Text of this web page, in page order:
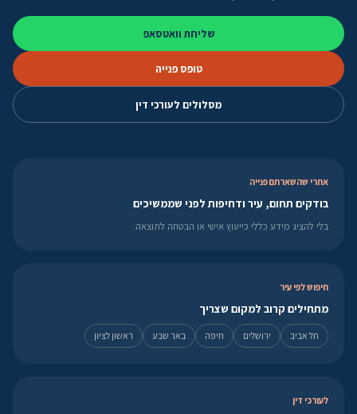
שליחת וואטסאפ
טופס פנייה
מסלולים לעורכי דין
אחרי שהשארתם פנייה
בודקים תחום, עיר ודחיפות לפני שממשיכים
בלי להציג מידע כללי כייעוץ אישי או הבטחה לתוצאה.
חיפוש לפי עיר
מתחילים קרוב למקום שצריך
תל אביב ירושלים חיפה באר שבע ראשון לציון
לעורכי דין